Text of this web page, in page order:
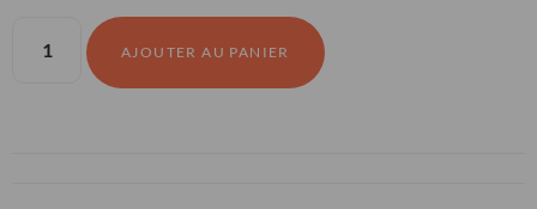
AJOUTER AU PANIER